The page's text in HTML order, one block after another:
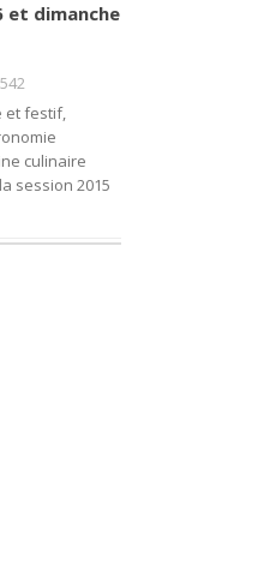
et dimanche
et festif,
culinaire
session 2015